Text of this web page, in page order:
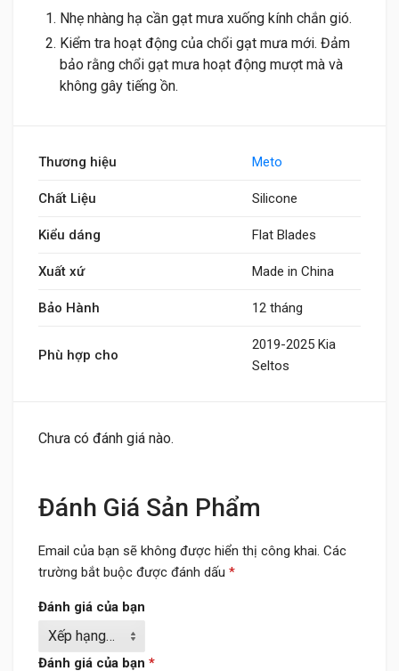
Nhẹ nhàng hạ cần gạt mưa xuống kính chắn gió.
Kiểm tra hoạt động của chổi gạt mưa mới. Đảm
bảo rằng chổi gạt mưa hoạt động mượt mà và
không gây tiếng ồn.
Thương hiệu Meto
Chất Liệu Silicone
Kiểu dáng Flat Blades
Xuất xứ Made in China
Bảo Hành 12 tháng
Phù hợp cho
2019-2025 Kia
Seltos
Chưa có đánh giá nào.
Đánh Giá Sản Phẩm
Email của bạn sẽ không được hiển thị công khai. Các
trường bắt buộc được đánh dấu *
Đánh giá của bạn
Đánh giá của bạn *